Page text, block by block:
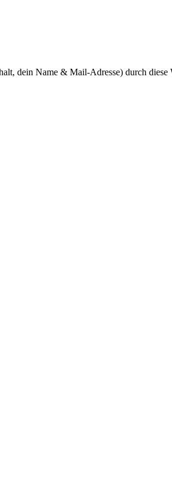
dein Name & Mail-Adresse) durch diese